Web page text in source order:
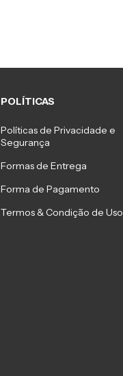
POLÍTICAS
Políticas de Privacidade e
Segurança
Formas de Entrega
Forma de Pagamento
Termos & Condição de Uso